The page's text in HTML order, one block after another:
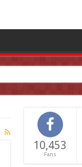
10,453
Fans